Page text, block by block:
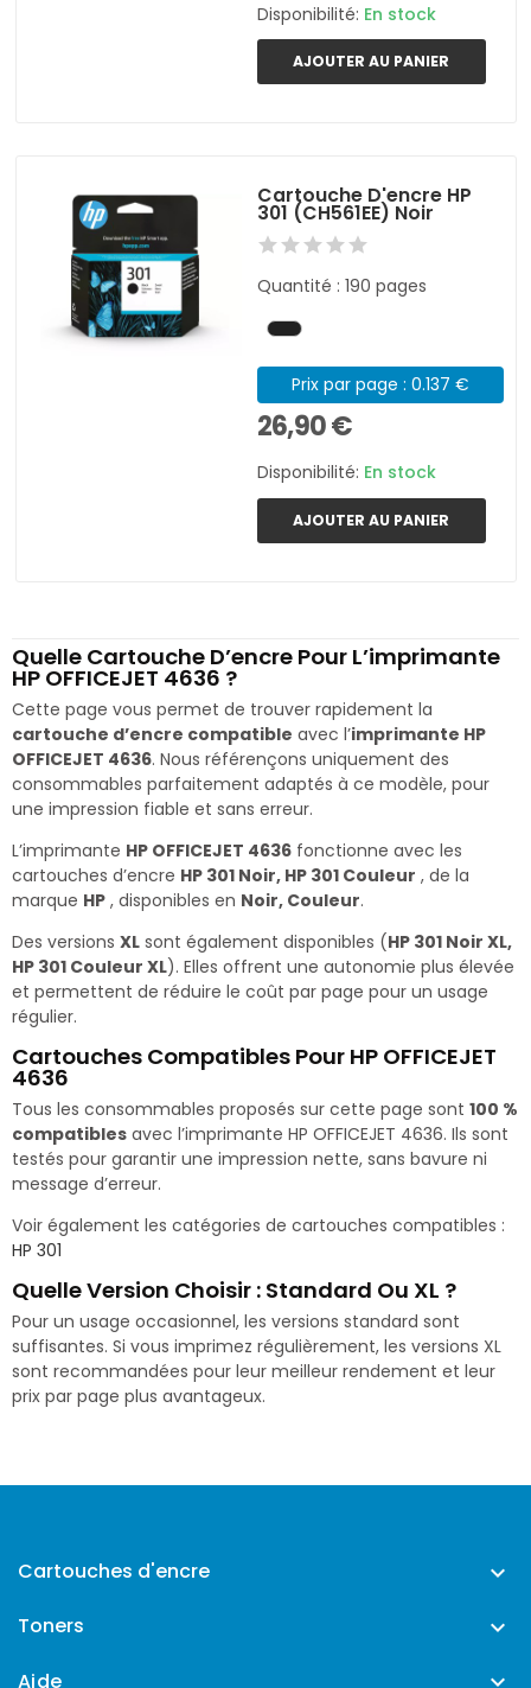
Disponibilité: En stock
AJOUTER AU PANIER
Cartouche D'encre HP
301 (CH561EE) Noir
Quantité : 190 pages
Prix par page : 0.137 €
26,90 €
Disponibilité: En stock
AJOUTER AU PANIER
Quelle Cartouche D’encre Pour L’imprimante
HP OFFICEJET 4636 ?
Cette page vous permet de trouver rapidement la
cartouche d’encre compatible avec l’imprimante HP
OFFICEJET 4636. Nous référençons uniquement des
consommables parfaitement adaptés à ce modèle, pour
une impression fiable et sans erreur.
L’imprimante HP OFFICEJET 4636 fonctionne avec les
cartouches d’encre HP 301 Noir, HP 301 Couleur , de la
marque HP , disponibles en Noir, Couleur.
Des versions XL sont également disponibles (HP 301 Noir XL,
HP 301 Couleur XL). Elles offrent une autonomie plus élevée
et permettent de réduire le coût par page pour un usage
régulier.
Cartouches Compatibles Pour HP OFFICEJET
4636
Tous les consommables proposés sur cette page sont 100 %
compatibles avec l’imprimante HP OFFICEJET 4636. Ils sont
testés pour garantir une impression nette, sans bavure ni
message d’erreur.
Voir également les catégories de cartouches compatibles :
HP 301
Quelle Version Choisir : Standard Ou XL ?
Pour un usage occasionnel, les versions standard sont
suffisantes. Si vous imprimez régulièrement, les versions XL
sont recommandées pour leur meilleur rendement et leur
prix par page plus avantageux.
Cartouches d'encre 
Toners 
Aide 